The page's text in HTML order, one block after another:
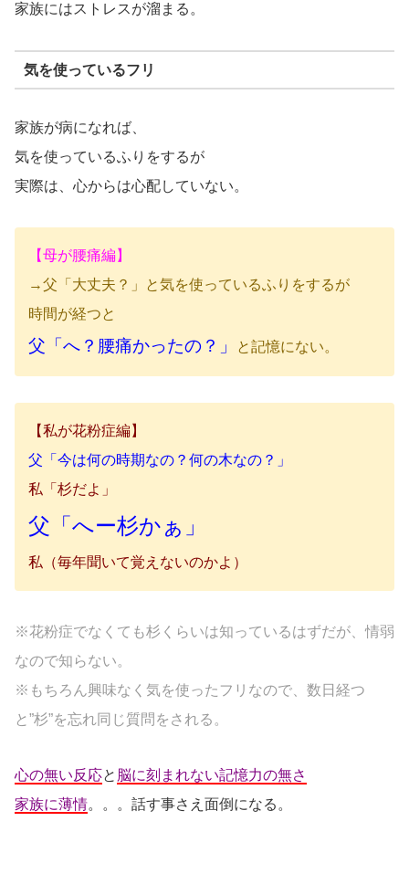
家族にはストレスが溜まる。
気を使っているフリ
家族が病になれば、
気を使っているふりをするが
実際は、心からは心配していない。
【母が腰痛編】
→父「大丈夫？」と気を使っているふりをするが
時間が経つと
父「へ？腰痛かったの？」 と記憶にない。
【私が花粉症編】
父「今は何の時期なの？何の木なの？」
私「杉だよ」
父「へー杉かぁ」
私（毎年聞いて覚えないのかよ）
※花粉症でなくても杉くらいは知っているはずだが、情弱
なので知らない。
※もちろん興味なく気を使ったフリなので、数日経つ
と”杉”を忘れ同じ質問をされる。
心の無い反応と 脳に刻まれない記憶力の無さ
家族に薄情。。。話す事さえ面倒になる。